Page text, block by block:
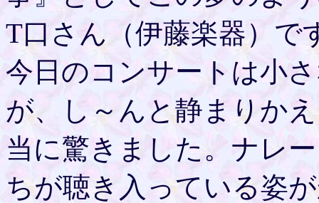
T口さん（伊藤楽器）で
今日のコンサートは小
が、し～んと静まりか
当に驚きました。ナレ
ちが聴き入っている姿